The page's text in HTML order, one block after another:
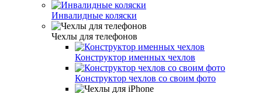
Инвалидные коляски
Чехлы для телефонов
Конструктор именных чехлов
Конструктор чехлов со своим фото